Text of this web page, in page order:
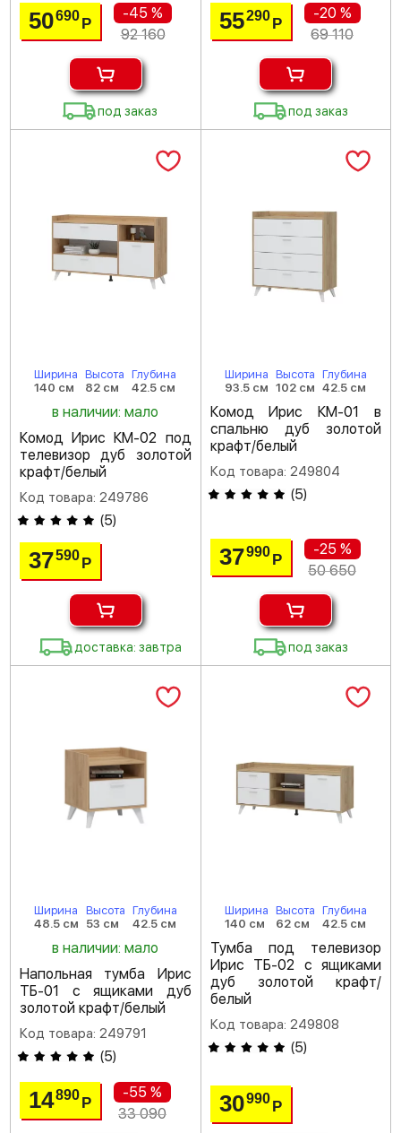
50690Р
-45 %
92 160
под заказ
55290 Р
-20 %
69 110
под заказ
Ширина
140 см
Высота
82 см
Глубина
42.5 см
в наличии: мало
Комод Ирис КМ-02 под
телевизор дуб золотой
крафт/белый
Код товара: 249786
(5)
37590Р
доставка: завтра
Ширина
93.5 см
Высота
102 см
Глубина
42.5 см
Комод Ирис КМ-01 в
спальню дуб золотой
крафт/белый
Код товара: 249804
(5)
37990 Р
-25 %
50 650
под заказ
Ширина
48.5 см
Высота
53 см
Глубина
42.5 см
в наличии: мало
Напольная тумба Ирис
ТБ-01 с ящиками дуб
золотой крафт/белый
Код товара: 249791
(5)
14890Р
-55 %
33 090
Ширина
140 см
Высота
62 см
Глубина
42.5 см
Тумба под телевизор
Ирис ТБ-02 с ящиками
дуб золотой крафт/
белый
Код товара: 249808
(5)
30990 Р